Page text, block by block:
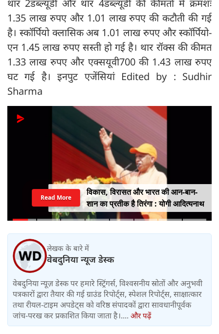
थार 2डब्ल्यूडी और थार 4डब्ल्यूडी की कीमतों में क्रमशः
1.35 लाख रुपए और 1.01 लाख रुपए की कटौती की गई
है। स्कॉर्पियो क्लासिक अब 1.01 लाख रुपए और स्कॉर्पियो-
एन 1.45 लाख रुपए सस्ती हो गई है। थार रॉक्स की कीमत
1.33 लाख रुपए और एक्सयूवी700 की 1.43 लाख रुपए
घट गई है। इनपुट एजेंसियां Edited by : Sudhir
Sharma
विकास, विरासत और भारत की आन-बान-
शान का प्रतीक है तिरंगा : योगी आदित्यनाथ
Read More
लेखक के बारे में
वेबदुनिया न्यूज डेस्क
वेबदुनिया न्यूज़ डेस्क पर हमारे स्ट्रिंगर्स, विश्वसनीय स्रोतों और अनुभवी
पत्रकारों द्वारा तैयार की गई ग्राउंड रिपोर्ट्स, स्पेशल रिपोर्ट्स, साक्षात्कार
तथा रीयल-टाइम अपडेट्स को वरिष्ठ संपादकों द्वारा सावधानीपूर्वक
जांच-परख कर प्रकाशित किया जाता है।.... और पढ़ें